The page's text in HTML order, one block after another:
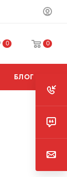
0 0
БЛОГ